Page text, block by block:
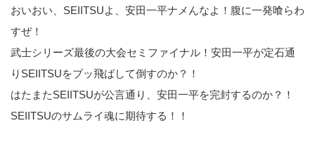
おいおい、SEIITSUよ、安田一平ナメんなよ！腹に一発喰らわ
すぜ！
武士シリーズ最後の大会セミファイナル！安田一平が定石通
りSEIITSUをブッ飛ばして倒すのか？！
はたまたSEIITSUが公言通り、安田一平を完封するのか？！
SEIITSUのサムライ魂に期待する！！